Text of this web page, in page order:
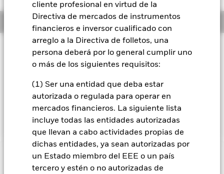
cliente profesional en virtud de la
Directiva de mercados de instrumentos
financieros e inversor cualificado con
arreglo a la Directiva de folletos, una
persona deberá por lo general cumplir uno
o más de los siguientes requisitos:
(1) Ser una entidad que deba estar
autorizada o regulada para operar en
mercados financieros. La siguiente lista
incluye todas las entidades autorizadas
que llevan a cabo actividades propias de
dichas entidades, ya sean autorizadas por
un Estado miembro del EEE o un país
tercero y estén o no autorizadas de
Nuestra compañía
Filosofía de inversión
El Fondo Global Corporate Bond busca de maximizar los
de sus activos totales en valores de renta fija privada con
clasificación crediticia emitidos por empresas de todo el
flexible.
INFORMACIÓN IMPORTANTE: Capital en Riesgo.
de las inversiones y los ingresos derivados de ellas pueden